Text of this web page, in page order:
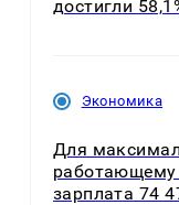
достигли
Экономика
Для
работающему
зарплата 74